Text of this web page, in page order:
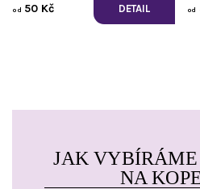
od 50 Kč DETAIL od
JAK
NA